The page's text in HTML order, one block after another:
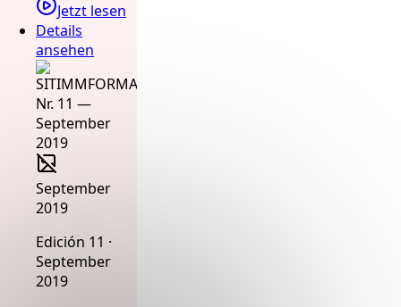
Jetzt lesen
Details
ansehen
September
2019
Edición 11 ·
September
2019